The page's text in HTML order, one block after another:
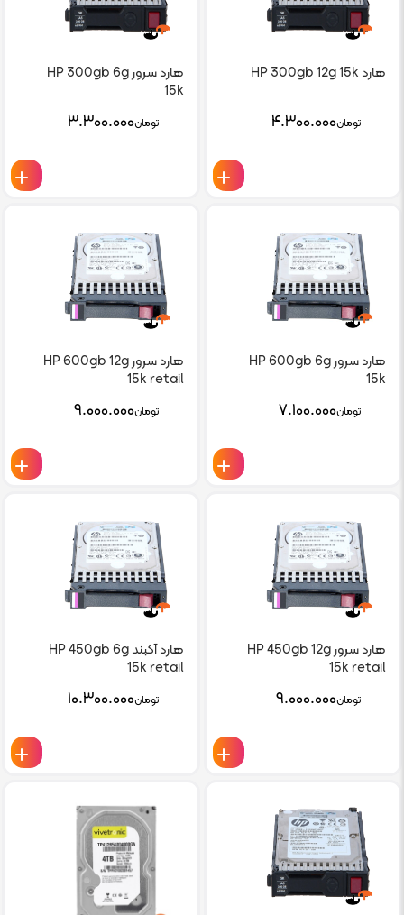
هارد HP 300gb 12g 15k
تومان۴.۳۰۰.۰۰۰
هارد سرور HP 300gb 6g
15k
تومان۳.۳۰۰.۰۰۰
هارد سرور HP 600gb 6g
15k
تومان۷.۱۰۰.۰۰۰
هارد سرور HP 600gb 12g
15k retail
تومان۹.۰۰۰.۰۰۰
هارد سرور HP 450gb 12g
15k retail
تومان۹.۰۰۰.۰۰۰
هارد آکبند HP 450gb 6g
15k retail
تومان۱۰.۳۰۰.۰۰۰